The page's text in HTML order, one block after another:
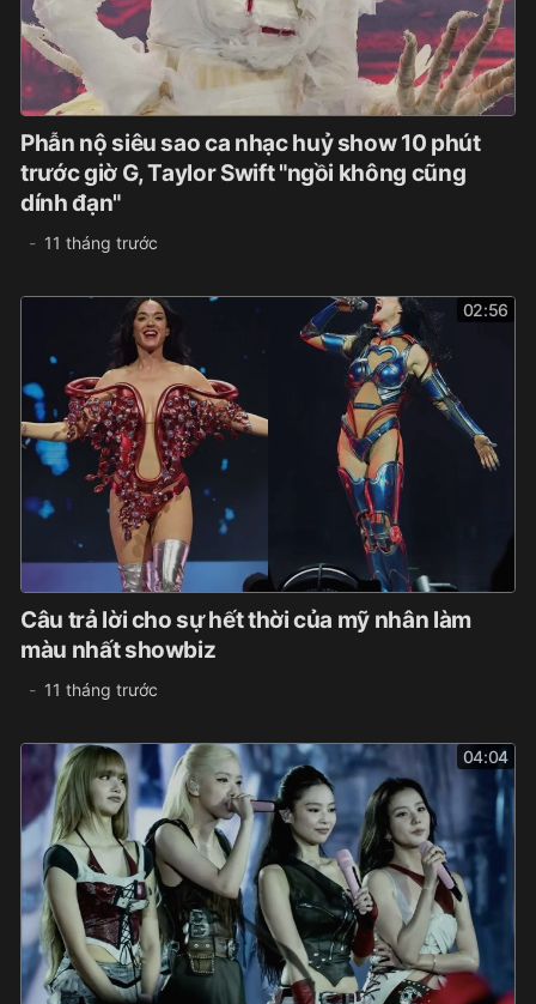
Phẫn nộ siêu sao ca nhạc huỷ show 10 phút
trước giờ G, Taylor Swift "ngồi không cũng
dính đạn"
11 tháng trước
02:56
Câu trả lời cho sự hết thời của mỹ nhân làm
màu nhất showbiz
11 tháng trước
04:04